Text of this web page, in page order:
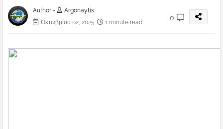
Author -
Argonaytis
Οκτωβρίου 02, 2025
1 minute read
0